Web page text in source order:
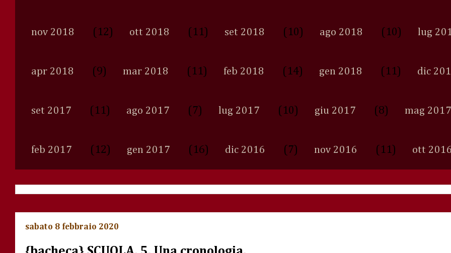
nov 2018 (12) ott 2018 (11) set 2018 (10) ago 2018 (10) lug
apr 2018 (9) mar 2018 (11) feb 2018 (14) gen 2018 (11) dic
set 2017 (11) ago 2017 (7) lug 2017 (10) giu 2017 (8) mag 2017
feb 2017 (12) gen 2017 (16) dic 2016 (7) nov 2016 (11) ott 2016
sabato 8 febbraio 2020